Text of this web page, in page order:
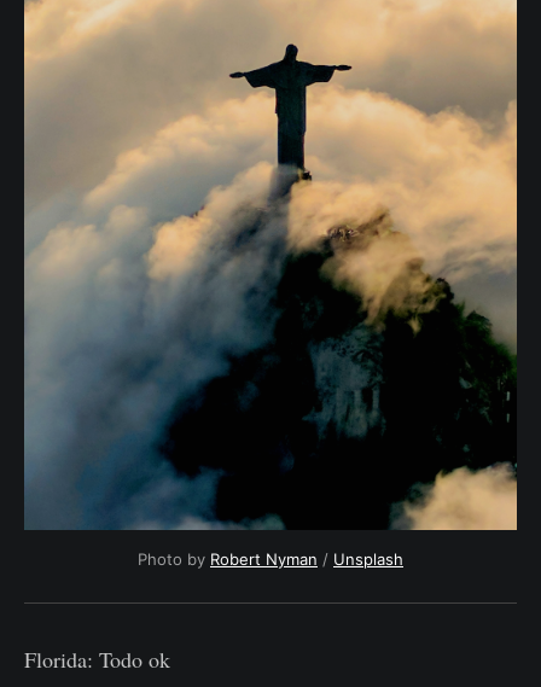
Photo by Robert Nyman / Unsplash
Florida: Todo ok